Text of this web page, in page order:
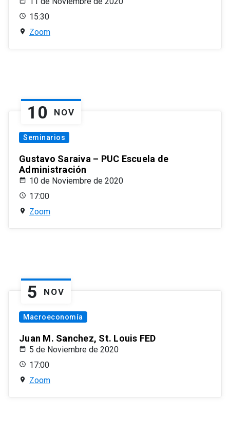
15:30
Zoom
10 NOV
Seminarios
Gustavo Saraiva – PUC Escuela de
Administración
10 de Noviembre de 2020
17:00
Zoom
5 NOV
Macroeconomía
Juan M. Sanchez, St. Louis FED
5 de Noviembre de 2020
17:00
Zoom